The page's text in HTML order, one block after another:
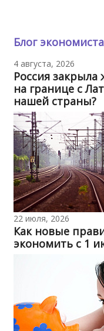
Блог
4 августа, 2026
Россия
на границе с
нашей страны?
22 июля, 2026
Как новые
экономить с 1